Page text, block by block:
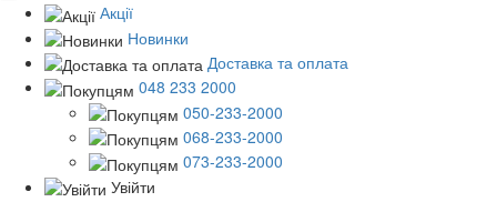
Акції
Новинки
Доставка та оплата
048 233 2000
050-233-2000
068-233-2000
073-233-2000
Увійти